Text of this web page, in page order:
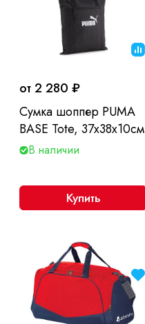
от 2 280 ₽
Сумка шоппер PUMA
BASE Tote, 37х38х10см
В наличии
Купить